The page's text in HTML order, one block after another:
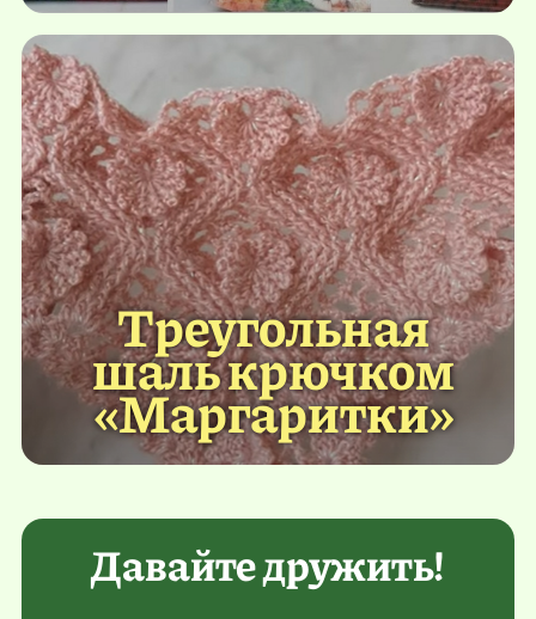
Треугольная
шаль крючком
«Маргаритки»
Давайте дружить!